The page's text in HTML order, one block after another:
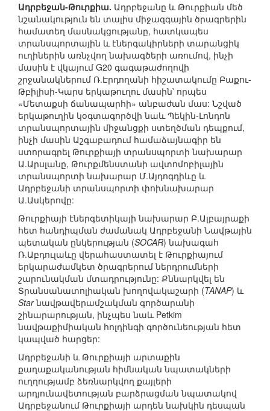
Ադրբեջան-Թուրքիա. Ադրբեջանը և Թուրքիան մեծ
նշանակություն են տալիս միջազգային ծրագրերին
համատեղ մասնակցությանը, հատկապես
տրանսպորտային և էներգակիրների տարանցիկ
ուղիներին առնչվող նախագծերի առումով, ինչի
մասին է վկայում G20 գագաթաժողովի
շրջանակներում Ռ.Էրդողանի հիշատակումը Բաքու-
Թբիլիսի-Կարս երկաթուղու մասին՝ որպես
«Մետաքսի ճանապարհի» անբաժան մաս: Նշված
երկաթուղին կօգտագործվի նաև Պեկին-Լոնդոն
տրանսպորտային միջանցքի ստեղծման դեպքում,
ինչի մասին Աշգաբադում համաձայնագիր են
ստորագրել Թուրքիայի տրանսպորտի նախարար
Ա.Արսլանը, Թուրքմենստանի ավտոմոբիլային
տրանսպորտի նախարար Մ.Այդոգդիևը և
Ադրբեջանի տրանսպորտի փոխնախարար
Ա.Ասկերովը:
Թուրքիայի էներգետիկայի նախարար Բ.Ալբայրաքի
հետ հանդիպման ժամանակ Ադրբեջանի Նավթային
պետական ընկերության (SOCAR) նախագահ
Ռ.Աբդուլաևը վերահաստատել է Թուրքիայում
երկարաժամկետ ծրագրերում ներդրումների
շարունակման մտադրությունը: Քննարկվել են
Տրանսանատոլիական խողովակաշարի (TANAP) և
Starնավթավերամշակման գործարանի
շինարարության, ինչպես նաև Petkim
նավթաքիմիական հոլդինգի գործունեության հետ
կապված հարցեր:
Ադրբեջանի և Թուրքիայի արտաքին
քաղաքականության հիմնական նպատակների
ուղղությամբ ձեռնարկվող քայլերի
արդյունավետության բարձրացման նպատակով
Ադրբեջանում Թուրքիայի արդեն նախկին դեսպան